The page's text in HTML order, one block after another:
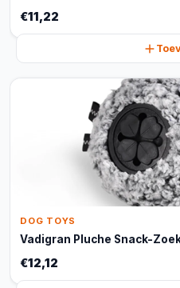
€11,22
DOG TOYS
Vadigran Pluche Snack-
€12,12